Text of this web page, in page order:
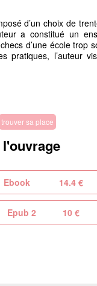
d’un choix de
a constitué un
d’une école trop
pratiques, l’auteur
trouver sa place
Ebook 14.4 €
Epub 2 10 €